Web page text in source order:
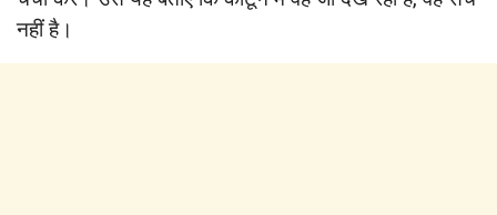
नहीं है।